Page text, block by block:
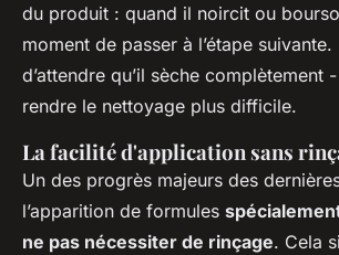
du produit : quand il noircit ou
moment de passer à l’étape suivante.
d’attendre qu’il sèche complètement
rendre le nettoyage plus difficile.
La facilité d'application sans
Un des progrès majeurs des
l’apparition de formules
ne pas nécessiter de rinçage. Cela